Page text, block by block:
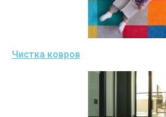
Чистка ковров